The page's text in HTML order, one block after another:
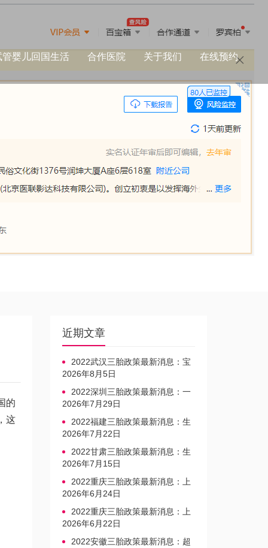
管婴儿回国生活 合作医院 关于我们 在线预约
的
这
近期文章
2022武汉三胎政策最新消息：宝
宝上户口不再罚款
2026年8月5日
2022深圳三胎政策最新消息：一
文读懂上户口是否罚款
2026年7月29日
2022福建三胎政策最新消息：生
育奖励发放迎新标准
2026年7月22日
2022甘肃三胎政策最新消息：生
育产假不享受带薪福利
2026年7月15日
2022重庆三胎政策最新消息：上
户口、办准生证指南
2026年6月24日
2022重庆三胎政策最新消息：上
户口、办准生证指南
2026年6月22日
2022安徽三胎政策最新消息：超